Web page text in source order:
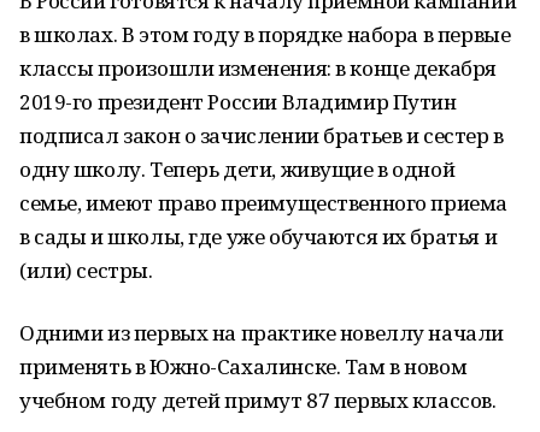
в школах. В этом году в порядке набора в первые
классы произошли изменения: в конце декабря
2019-го президент России Владимир Путин
подписал закон о зачислении братьев и сестер в
одну школу. Теперь дети, живущие в одной
семье, имеют право преимущественного приема
в сады и школы, где уже обучаются их братья и
(или) сестры.
Одними из первых на практике новеллу начали
применять в Южно-Сахалинске. Там в новом
учебном году детей примут 87 первых классов.